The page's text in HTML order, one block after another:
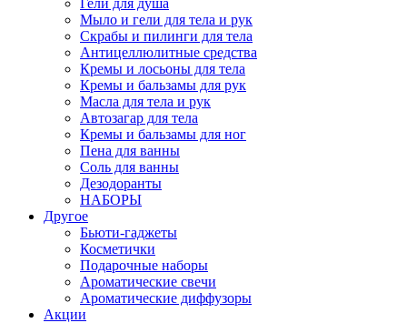
Гели для душа
Мыло и гели для тела и рук
Скрабы и пилинги для тела
Антицеллюлитные средства
Кремы и лосьоны для тела
Кремы и бальзамы для рук
Масла для тела и рук
Автозагар для тела
Кремы и бальзамы для ног
Пена для ванны
Соль для ванны
Дезодоранты
НАБОРЫ
Другое
Бьюти-гаджеты
Косметички
Подарочные наборы
Ароматические свечи
Ароматические диффузоры
Акции